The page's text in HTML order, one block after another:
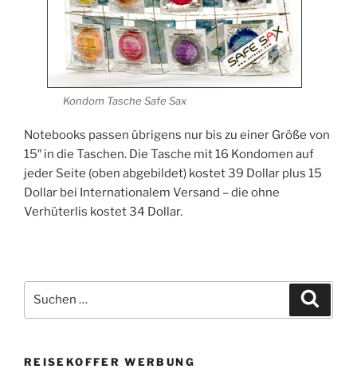
Kondom Tasche Safe Sax
Notebooks passen übrigens nur bis zu einer Größe von
15″ in die Taschen. Die Tasche mit 16 Kondomen auf
jeder Seite (oben abgebildet) kostet 39 Dollar plus 15
Dollar bei Internationalem Versand – die ohne
Verhüterlis kostet 34 Dollar.
nach:
REISEKOFFER WERBUNG